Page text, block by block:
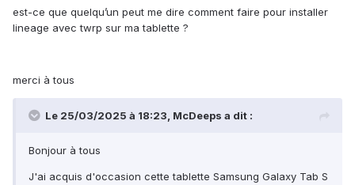
est-ce que quelqu’un peut me dire comment faire pour installer
lineage avec twrp sur ma tablette ?
merci à tous
Le 25/03/2025 à 18:23, McDeeps a dit :
Bonjour à tous
J'ai acquis d'occasion cette tablette Samsung Galaxy Tab S